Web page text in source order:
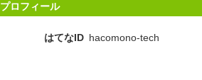
プロフィール
はてなID hacomono-tech